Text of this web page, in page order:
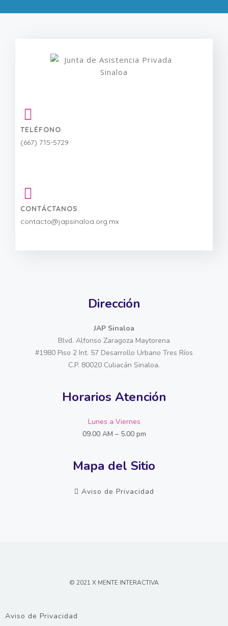
TELÉFONO
(667) 715-5729
CONTÁCTANOS
contacto@japsinaloa.org.mx
Dirección
JAP Sinaloa
Blvd. Alfonso Zaragoza Maytorena
#1980 Piso 2 Int. 57 Desarrollo Urbano Tres Ríos
C.P. 80020 Culiacán Sinaloa.
Horarios Atención
Lunes a Viernes
09.00 AM – 5.00 pm
Mapa del Sitio
Aviso de Privacidad
© 2021 X MENTE INTERACTIVA
Aviso de Privacidad